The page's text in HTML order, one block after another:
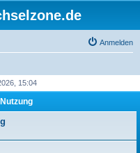
Anmelden
15:04